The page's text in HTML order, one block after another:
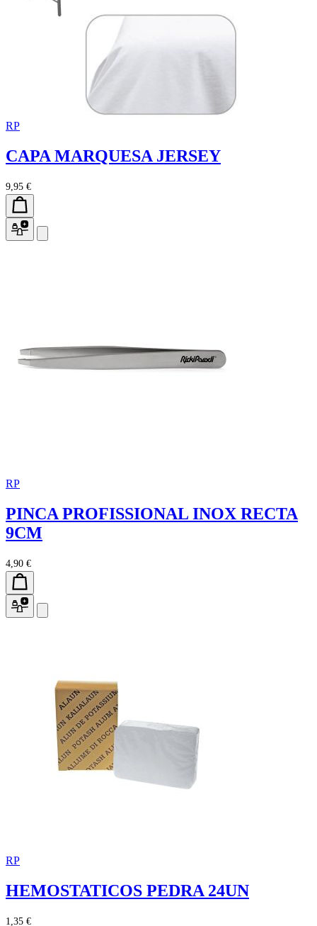
RP
CAPA MARQUESA JERSEY
9,95 €
RP
PINCA PROFISSIONAL INOX RECTA
9CM
4,90 €
RP
HEMOSTATICOS PEDRA 24UN
1,35 €